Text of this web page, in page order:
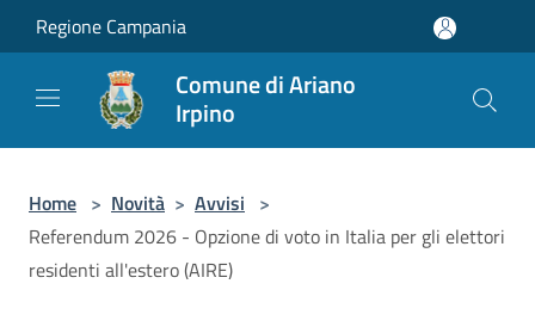
Salta al contenuto principale
Regione Campania
Comune di Ariano
Irpino
Home > Novità > Avvisi >
Referendum 2026 - Opzione di voto in Italia per gli elettori
residenti all'estero (AIRE)